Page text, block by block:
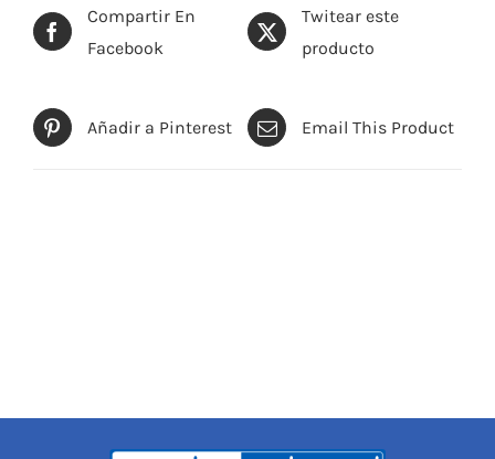
Compartir En
Facebook
Twitear este
producto
Añadir a Pinterest Email This Product